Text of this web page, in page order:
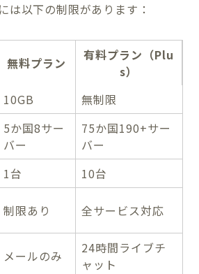
は以下の制限があります：
無料プラン
有料プラン（Plu
s）
10GB
無制限
5か国8サー
バー
75か国190+サー
バー
1台
10台
制限あり 全サービス対応
メールのみ
24時間ライブチ
ャット